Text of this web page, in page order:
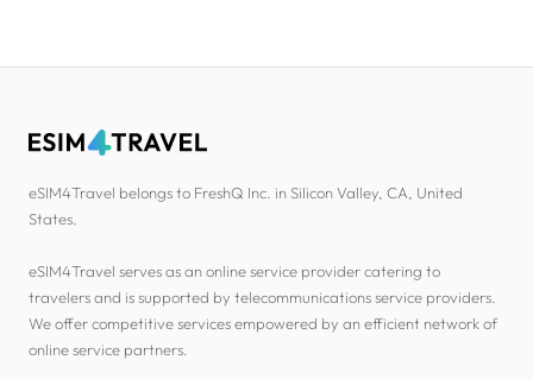
eSIM4Travel belongs to FreshQ Inc. in Silicon Valley, CA, United
States.
eSIM4Travel serves as an online service provider catering to
travelers and is supported by telecommunications service providers.
We offer competitive services empowered by an efficient network of
online service partners.